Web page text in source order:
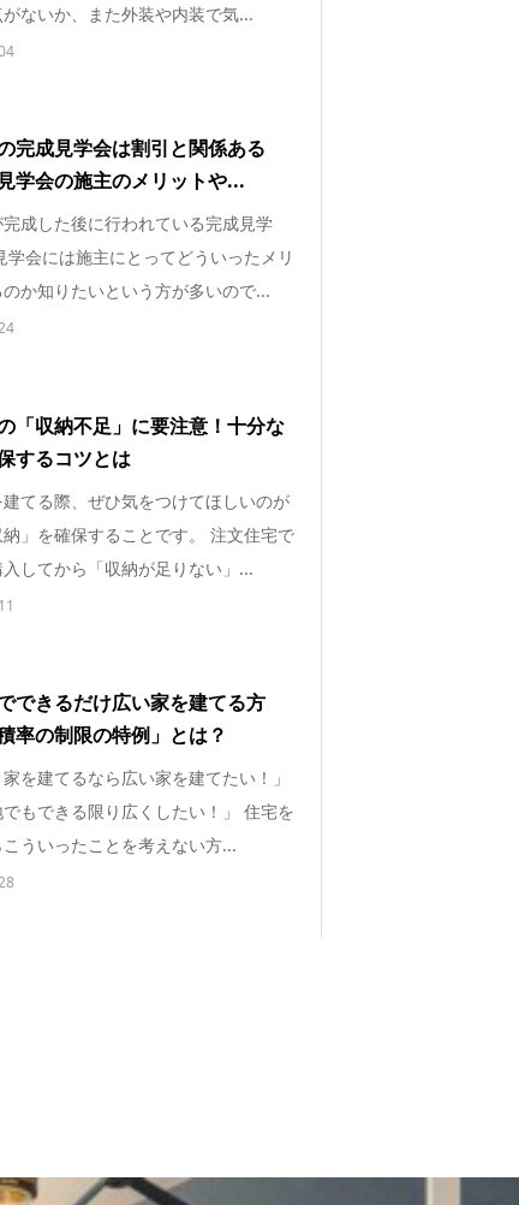
ないか、また外装や内装で気...
完成見学会は割引と関係ある
学会の施主のメリットや...
成した後に行われている完成見学
学会には施主にとってどういったメリ
か知りたいという方が多いので...
「収納不足」に要注意！十分な
するコツとは
てる際、ぜひ気をつけてほしいのが
納」を確保することです。 注文住宅で
してから「収納が足りない」...
できるだけ広い家を建てる方
率の制限の特例」とは？
家を建てるなら広い家を建てたい！」
でもできる限り広くしたい！」 住宅を
ういったことを考えない方...